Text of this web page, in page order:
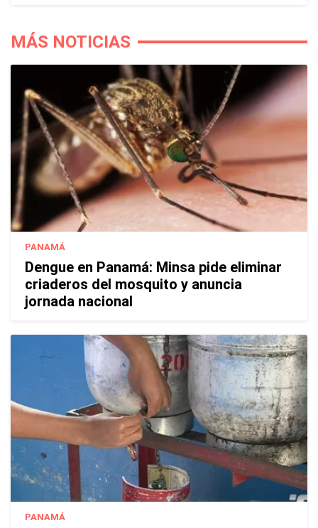
MÁS NOTICIAS
PANAMÁ
Dengue en Panamá: Minsa pide eliminar
criaderos del mosquito y anuncia
jornada nacional
PANAMÁ